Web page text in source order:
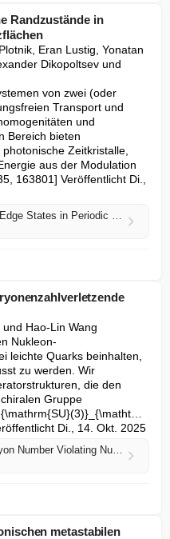
Randzustände in
Eran Lustig, Yonatan
Dikopoltsev und
von zwei (oder
Transport und
und
Bereich bieten
Zeitkristalle,
aus der Modulation
163801] Veröffentlicht Di.,
Two-Dimensional Topological Edge States in Periodic Space-Time Interfaces
Hao-Lin Wang
Nukleon-
leichte Quarks beinhalten,
zu werden. Wir
die den
Gruppe
Di., 14. Okt. 2025
New Chiral Structures for Baryon Number Violating Nucleon Decays
metastabilen